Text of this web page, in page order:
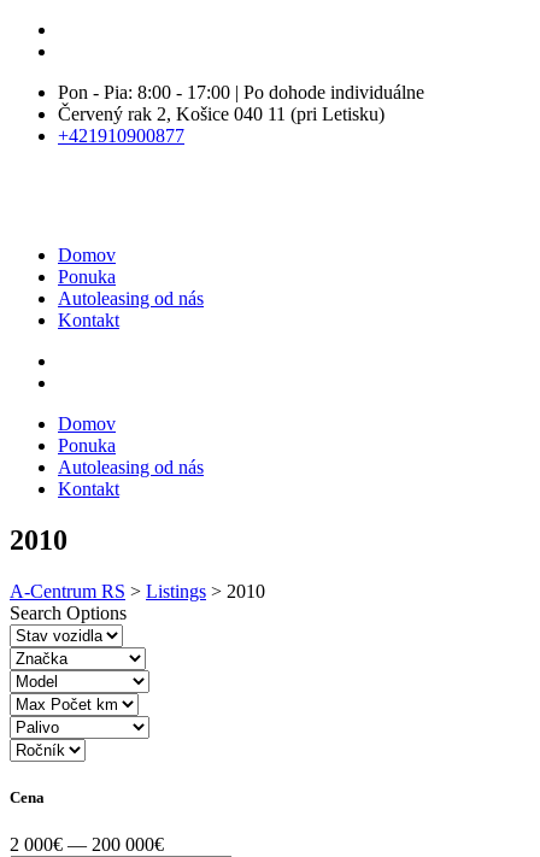
Pon - Pia: 8:00 - 17:00 | Po dohode individuálne
Červený rak 2, Košice 040 11 (pri Letisku)
+421910900877
Domov
Ponuka
Autoleasing od nás
Kontakt
Domov
Ponuka
Autoleasing od nás
Kontakt
2010
A-Centrum RS > Listings > 2010
Search Options
Cena
2 000€ — 200 000€